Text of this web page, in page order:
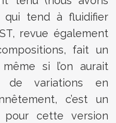
tend à fluidifier
revue également
fait un
si l’on aurait
de variations en
c’est un
pour cette version